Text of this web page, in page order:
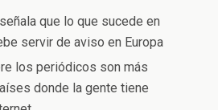
que lo que sucede en
servir de aviso en Europa
los periódicos son más
donde la gente tiene